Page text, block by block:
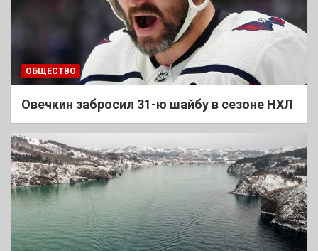
ОБЩЕСТВО
Овечкин забросил 31-ю шайбу в сезоне НХЛ